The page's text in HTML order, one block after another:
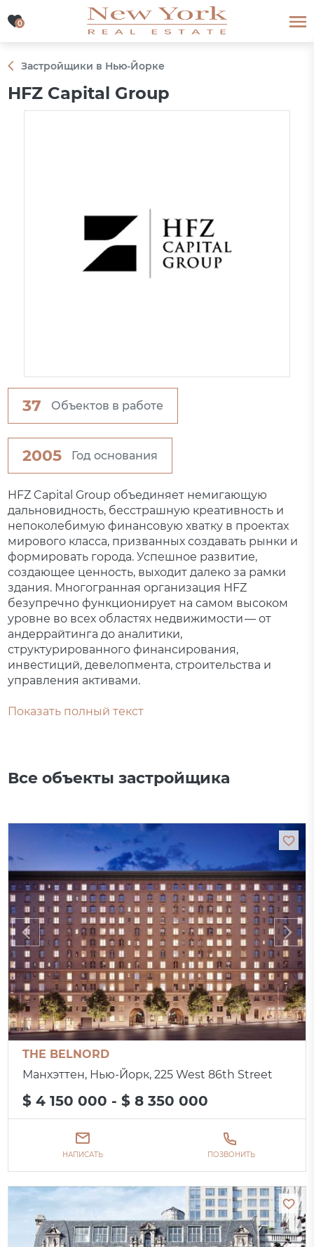
0
0
Застройщики в Нью-Йорке
HFZ Capital Group
37 Объектов в работе
2005 Год основания
HFZ Capital Group объединяет немигающую
дальновидность, бесстрашную креативность и
непоколебимую финансовую хватку в проектах
мирового класса, призванных создавать рынки и
формировать города. Успешное развитие,
создающее ценность, выходит далеко за рамки
здания. Многогранная организация HFZ
безупречно функционирует на самом высоком
уровне во всех областях недвижимости — от
андеррайтинга до аналитики,
структурированного финансирования,
инвестиций, девелопмента, строительства и
управления активами.
Показать полный текст
Все объекты застройщика
THE BELNORD
Манхэттен, Нью-Йорк, 225 West 86th Street
$ 4 150 000 - $ 8 350 000
НАПИСАТЬ ПОЗВОНИТЬ